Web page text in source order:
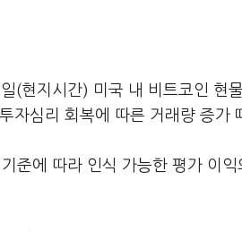
(현지시간) 미국 내 비트코인 현
자심리 회복에 따른 거래량 증가
준에 따라 인식 가능한 평가 이